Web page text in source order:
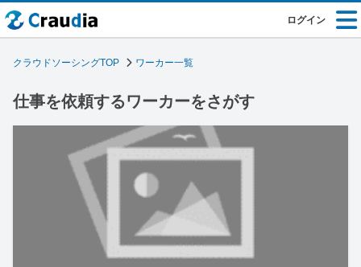
ログイン
クラウドソーシングTOP ワーカー一覧
仕事を依頼するワーカーをさがす